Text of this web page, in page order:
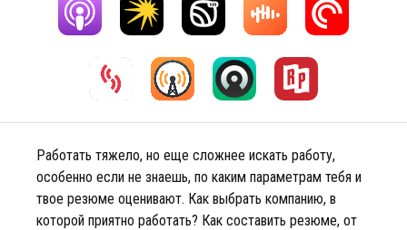
Работать тяжело, но еще сложнее искать работу,
особенно если не знаешь, по каким параметрам тебя и
твое резюме оценивают. Как выбрать компанию, в
которой приятно работать? Как составить резюме, от